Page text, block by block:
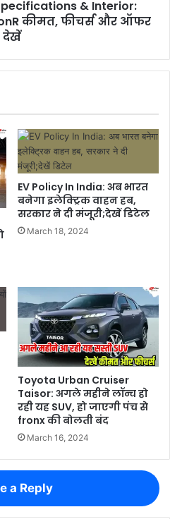
& Interior:
कीमत, फीचर्स और ऑफर
देखें
EV Policy In India: अब भारत
बनेगा इलेक्ट्रिक वाहन हब,
सरकार ने दी मंजूरी;देखें डिटेल
March 18, 2024
Toyota Urban Cruiser
Taisor: अगले महीने लॉन्च हो
रही यह SUV, हो जाएगी पंच से
fronx की बोलती बंद
March 16, 2024
a Reply